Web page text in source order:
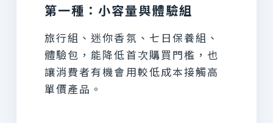
第一種：小容量與體驗組
旅行組、迷你香氛、七日保養組、
體驗包，能降低首次購買門檻，也
讓消費者有機會用較低成本接觸高
單價產品。